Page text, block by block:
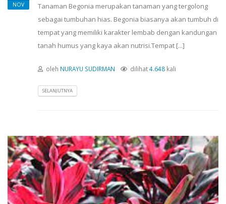
NOV
Tanaman Begonia merupakan tanaman yang tergolong
sebagai tumbuhan hias. Begonia biasanya akan tumbuh di
tempat yang memiliki karakter lembab dengan kandungan
tanah humus yang kaya akan nutrisi.Tempat [...]
oleh NURAYU SUDIRMAN dilihat4.648 kali
SELANJUTNYA